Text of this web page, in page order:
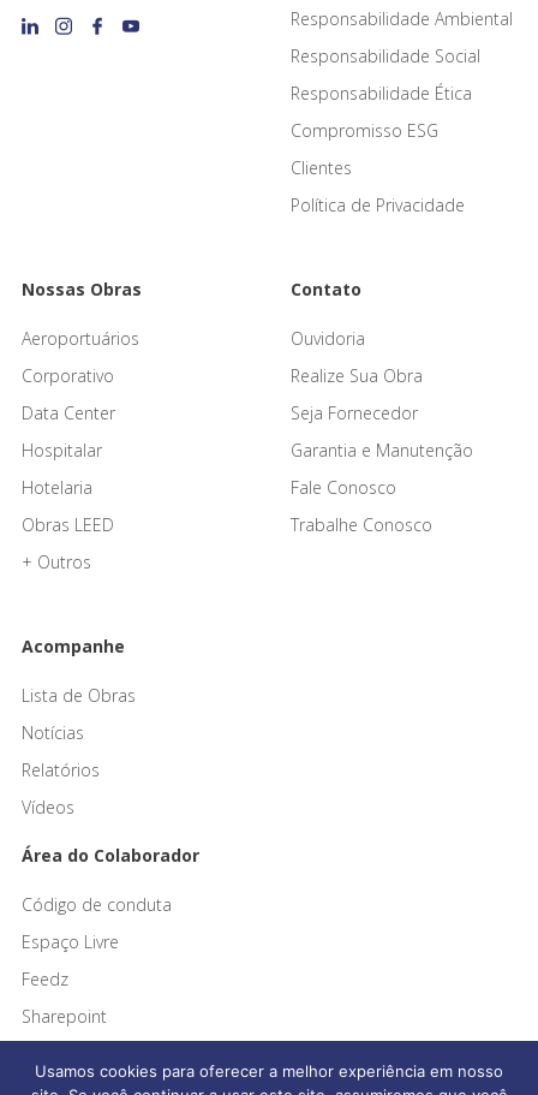
Responsabilidade Ambiental
Responsabilidade Social
Responsabilidade Ética
Compromisso ESG
Clientes
Política de Privacidade
Nossas Obras
Aeroportuários
Corporativo
Data Center
Hospitalar
Hotelaria
Obras LEED
+ Outros
Contato
Ouvidoria
Realize Sua Obra
Seja Fornecedor
Garantia e Manutenção
Fale Conosco
Trabalhe Conosco
Acompanhe
Lista de Obras
Notícias
Relatórios
Vídeos
Área do Colaborador
Código de conduta
Espaço Livre
Feedz
Sharepoint
Usamos cookies para oferecer a melhor experiência em nosso